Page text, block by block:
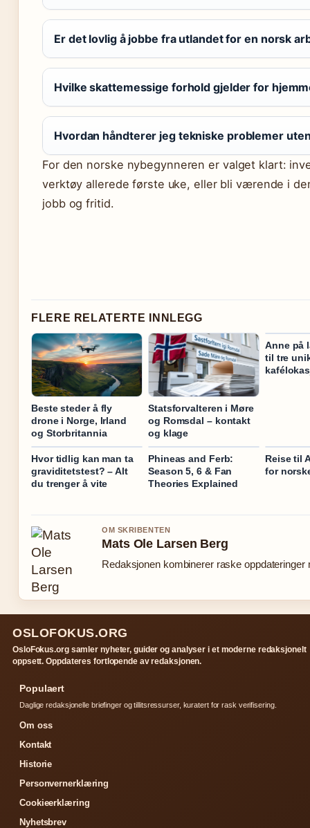
Er det lovlig å jobbe fra utlandet for en norsk
Hvilke skattemessige forhold gjelder for
Hvordan håndterer jeg tekniske problemer
For den norske nybegynneren er valget klart:
verktøy allerede første uke, eller bli værende i
jobb og fritid.
FLERE RELATERTE INNLEGG
Beste steder å fly
drone i Norge, Irland
og Storbritannia
Statsforvalteren i Møre
og Romsdal – kontakt
og klage
Anne på
til tre
Hvor tidlig kan man ta
graviditetstest? – Alt
du trenger å vite
Phineas and Ferb:
Season 5, 6 & Fan
Theories Explained
Reise til
for
OM SKRIBENTEN
Mats Ole Larsen Berg
Redaksjonen kombinerer raske oppdateringer
OSLOFOKUS.ORG
OsloFokus.org samler nyheter, guider og analyser i et moderne redaksjonelt
oppsett. Oppdateres fortlopende av redaksjonen.
Populaert
Daglige redaksjonelle briefinger og tillitsressurser, kuratert for rask verifisering.
Om oss
Kontakt
Historie
Personvernerklæring
Cookieerklæring
Nyhetsbrev